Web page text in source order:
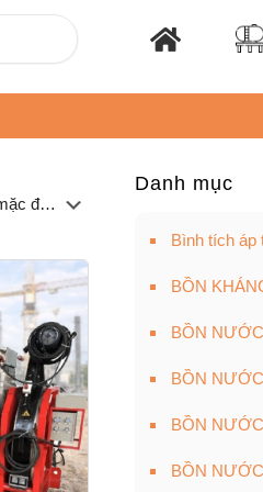
Danh mục
Bình tích áp
BỒN
BỒN NƯỚC
BỒN
BỒN
BỒN